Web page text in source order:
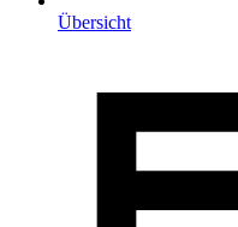
Übersicht